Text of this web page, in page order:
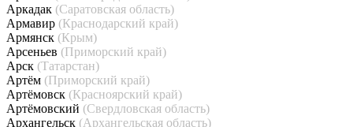
Аркадак (Саратовская область)
Армавир (Краснодарский край)
Армянск (Крым)
Арсеньев (Приморский край)
Арск (Татарстан)
Артём (Приморский край)
Артёмовск (Красноярский край)
Артёмовский (Свердловская область)
Архангельск (Архангельская область)